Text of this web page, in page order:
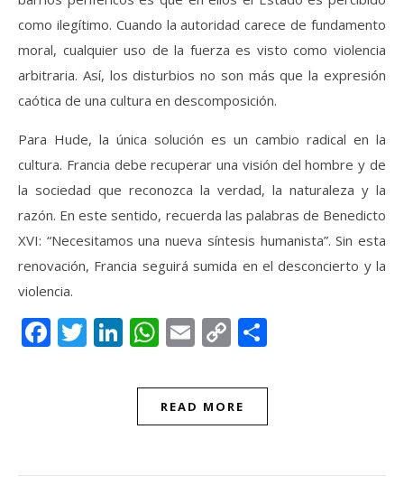
como ilegítimo. Cuando la autoridad carece de fundamento
moral, cualquier uso de la fuerza es visto como violencia
arbitraria. Así, los disturbios no son más que la expresión
caótica de una cultura en descomposición.
Para Hude, la única solución es un cambio radical en la
cultura. Francia debe recuperar una visión del hombre y de
la sociedad que reconozca la verdad, la naturaleza y la
razón. En este sentido, recuerda las palabras de Benedicto
XVI: “Necesitamos una nueva síntesis humanista”. Sin esta
renovación, Francia seguirá sumida en el desconcierto y la
violencia.
Facebook
Twitter
LinkedIn
WhatsApp
Email
Copy
READ MORE